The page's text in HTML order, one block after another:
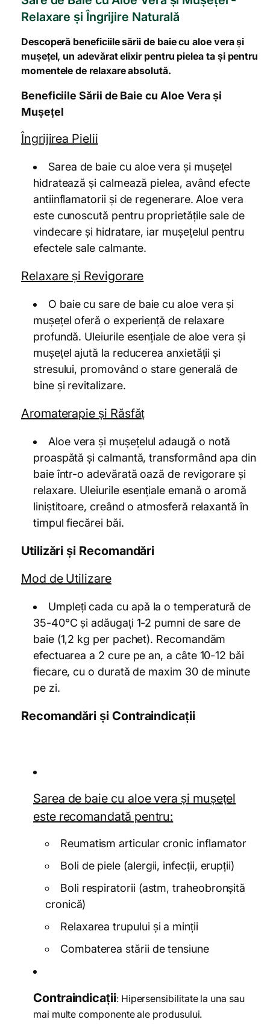
ț
b
i
ș
n
u
i
Relaxare și Îngrijire Naturală
Descoperă beneficiile sării de baie cu aloe vera și
mușețel, un adevărat elixir pentru pielea ta și pentru
momentele de relaxare absolută.
Beneficiile Sării de Baie cu Aloe Vera și
Mușețel
Îngrijirea Pielii
Sarea de baie cu aloe vera și mușețel
hidratează și calmează pielea, având efecte
antiinflamatorii și de regenerare. Aloe vera
este cunoscută pentru proprietățile sale de
vindecare și hidratare, iar mușețelul pentru
efectele sale calmante.
Relaxare și Revigorare
O baie cu sare de baie cu aloe vera și
mușețel oferă o experiență de relaxare
profundă. Uleiurile esențiale de aloe vera și
mușețel ajută la reducerea anxietății și
stresului, promovând o stare generală de
bine și revitalizare.
Aromaterapie și Răsfăț
Aloe vera și mușețelul adaugă o notă
proaspătă și calmantă, transformând apa din
baie într-o adevărată oază de revigorare și
relaxare. Uleiurile esențiale emană o aromă
liniștitoare, creând o atmosferă relaxantă în
timpul fiecărei băi.
Utilizări și Recomandări
Mod de Utilizare
Umpleți cada cu apă la o temperatură de
35-40°C și adăugați 1-2 pumni de sare de
baie (1,2 kg per pachet). Recomandăm
efectuarea a 2 cure pe an, a câte 10-12 băi
fiecare, cu o durată de maxim 30 de minute
pe zi.
Recomandări și Contraindicații
Sarea de baie cu aloe vera și mușețel
este recomandată pentru:
Reumatism articular cronic inflamator
Boli de piele (alergii, infecții, erupții)
Boli respiratorii (astm, traheobronșită
cronică)
Relaxarea trupului și a minții
Combaterea stării de tensiune
Contraindicații: Hipersensibilitate la una sau
mai multe componente ale produsului.